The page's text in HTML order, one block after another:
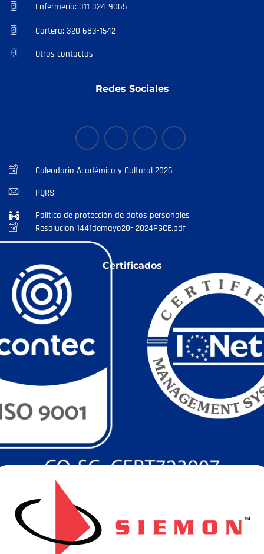
Enfermería: 311 324-9065
Cartera: 320 683-1542
Otros contactos
Redes Sociales
Calendario Académico y Cultural 2026
PQRS
Política de protección de datos personales
Resolucion 1441demayo20- 2024PGCE.pdf
Certificados